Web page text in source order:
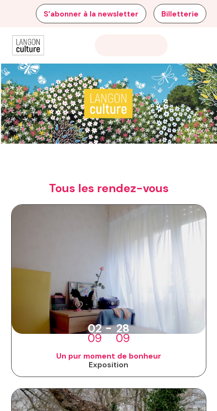
S’abonner à la newsletter Billetterie
Tous les rendez-vous
02
09
- 28
09
Un pur moment de bonheur
Exposition